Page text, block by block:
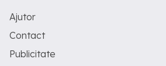
Ajutor
Contact
Publicitate